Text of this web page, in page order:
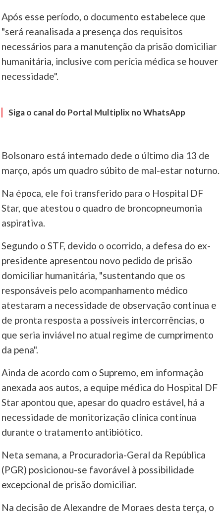
Após esse período, o documento estabelece que
"será reanalisada a presença dos requisitos
necessários para a manutenção da prisão domiciliar
humanitária, inclusive com perícia médica se houver
necessidade".
Siga o canal do Portal Multiplix no WhatsApp
Bolsonaro está internado dede o último dia 13 de
março, após um quadro súbito de mal-estar noturno.
Na época, ele foi transferido para o Hospital DF
Star, que atestou o quadro de broncopneumonia
aspirativa.
Segundo o STF, devido o ocorrido, a defesa do ex-
presidente apresentou novo pedido de prisão
domiciliar humanitária, "sustentando que os
responsáveis pelo acompanhamento médico
atestaram a necessidade de observação contínua e
de pronta resposta a possíveis intercorrências, o
que seria inviável no atual regime de cumprimento
da pena".
Ainda de acordo com o Supremo, em informação
anexada aos autos, a equipe médica do Hospital DF
Star apontou que, apesar do quadro estável, há a
necessidade de monitorização clínica contínua
durante o tratamento antibiótico.
Neta semana, a Procuradoria-Geral da República
(PGR) posicionou-se favorável à possibilidade
excepcional de prisão domiciliar.
Na decisão de Alexandre de Moraes desta terça, o